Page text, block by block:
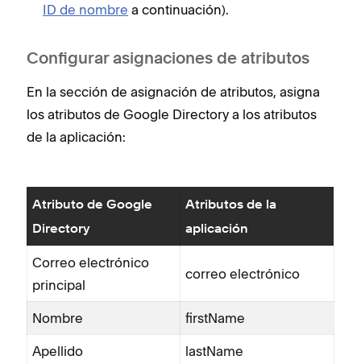
ID de nombre a continuación).
Configurar asignaciones de atributos
En la sección de asignación de atributos, asigna
los atributos de Google Directory a los atributos
de la aplicación:
Atributo de Google
Directory
Atributos de la
aplicación
Correo electrónico
principal
correo electrónico
Nombre firstName
Apellido lastName